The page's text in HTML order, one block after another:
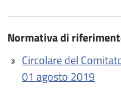
Normativa di
Circolare del
01 agosto 2019